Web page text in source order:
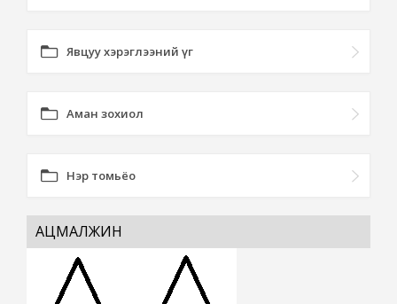
Явцуу хэрэглээний үг
Аман зохиол
Нэр томьёо
АЦМАЛЖИН